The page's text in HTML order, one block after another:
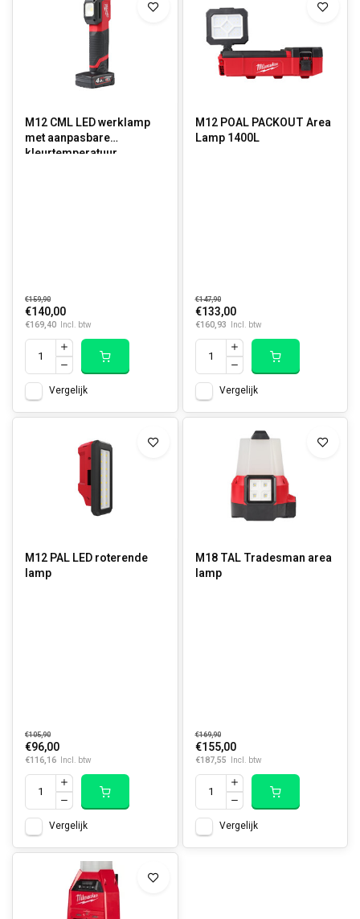
M12 CML LED werklamp
met aanpasbare
kleurtemperatuur
€159,90
€140,00
€169,40 Incl. btw
Vergelijk
M12 POAL PACKOUT Area
Lamp 1400L
€147,90
€133,00
€160,93 Incl. btw
Vergelijk
M12 PAL LED roterende
lamp
€105,90
€96,00
€116,16 Incl. btw
Vergelijk
M18 TAL Tradesman area
lamp
€169,90
€155,00
€187,55 Incl. btw
Vergelijk